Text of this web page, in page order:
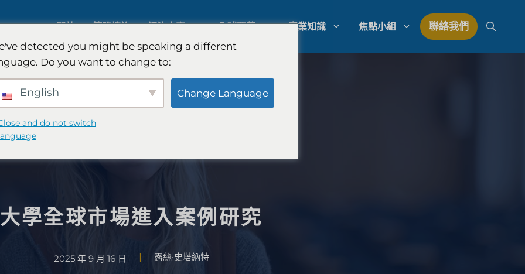
關於 策略諮詢 解決方案
人工智慧市場研究
消費者市場研究
金融科技研究與戰略
食品檢測
定性與定量研究
策略諮詢
全球覆蓋 專業知識 焦點小組 聯絡我們
大學全球市場進入案例研究
2025 年 9 月 16 日 露絲·史塔納特
detected you might be speaking a different
Do you want to change to:
English Change Language
and do not switch